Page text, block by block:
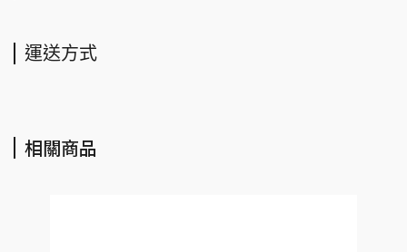
運送方式
相關商品